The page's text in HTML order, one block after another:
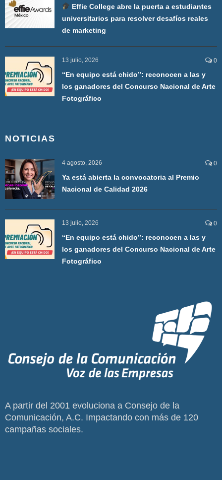
Effie College abre la puerta a estudiantes
universitarios para resolver desafíos reales
de marketing
13 julio, 2026 0
“En equipo está chido”: reconocen a las y
los ganadores del Concurso Nacional de Arte
Fotográfico
NOTICIAS
4 agosto, 2026 0
Ya está abierta la convocatoria al Premio
Nacional de Calidad 2026
13 julio, 2026 0
“En equipo está chido”: reconocen a las y
los ganadores del Concurso Nacional de Arte
Fotográfico
A partir del 2001 evoluciona a Consejo de la
Comunicación, A.C. Impactando con más de 120
campañas sociales.